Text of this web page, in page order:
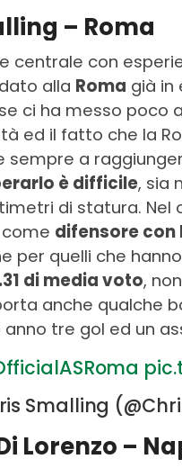
– Roma
centrale con
alla Roma già in
ci ha messo poco
ed il fatto che la
sempre a
è difficile, sia
di statura.
difensore con
per quelli che
di media voto,
anche qualche
tre gol ed un
Smalling
Lorenzo –